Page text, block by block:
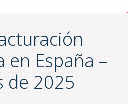
en España –
de 2025